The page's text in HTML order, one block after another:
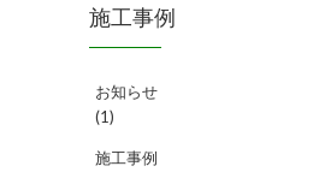
施工事例
お知らせ
(1)
施工事例